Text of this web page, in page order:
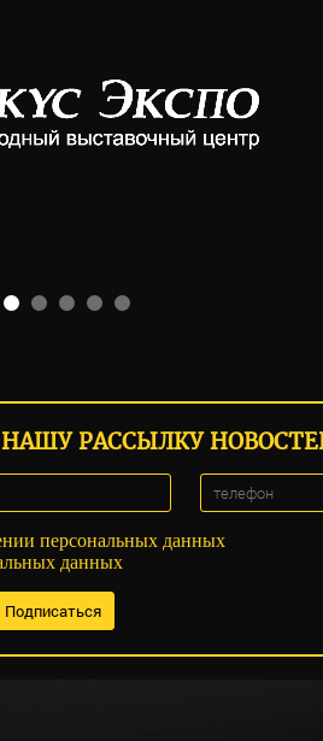
РАССЫЛКУ
персональных данных
данных